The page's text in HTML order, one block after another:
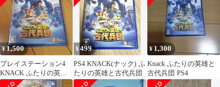
¥ 1,500
プレイステーション4
KNACK ふたりの英雄
と古代兵団 アクション
¥499
PS4 KNACK(ナック) ふ
たりの英雄と古代兵団
¥ 1,300
Knack ふたりの英雄と
古代兵団 PS4